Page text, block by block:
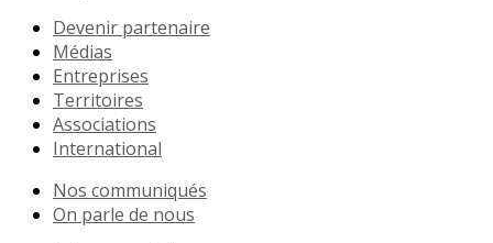
Devenir partenaire
Médias
Entreprises
Territoires
Associations
International
Nos communiqués
On parle de nous